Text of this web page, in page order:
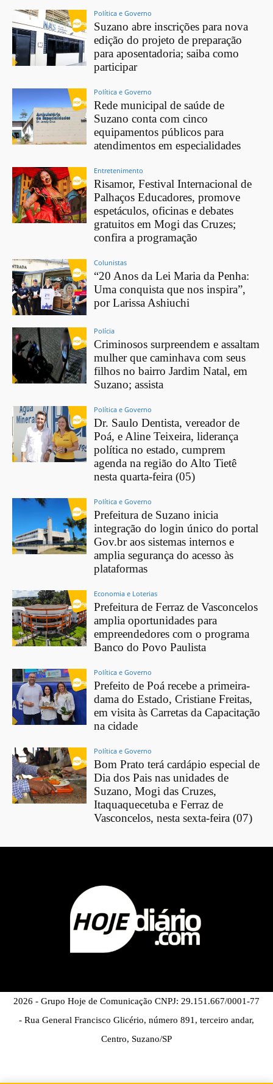
Política e Governo
Suzano abre inscrições para nova
edição do projeto de preparação
para aposentadoria; saiba como
participar
Política e Governo
Rede municipal de saúde de
Suzano conta com cinco
equipamentos públicos para
atendimentos em especialidades
Entretenimento
Risamor, Festival Internacional de
Palhaços Educadores, promove
espetáculos, oficinas e debates
gratuitos em Mogi das Cruzes;
confira a programação
Colunistas
“20 Anos da Lei Maria da Penha:
Uma conquista que nos inspira”,
por Larissa Ashiuchi
Polícia
Criminosos surpreendem e assaltam
mulher que caminhava com seus
filhos no bairro Jardim Natal, em
Suzano; assista
Política e Governo
Dr. Saulo Dentista, vereador de
Poá, e Aline Teixeira, liderança
política no estado, cumprem
agenda na região do Alto Tietê
nesta quarta-feira (05)
Política e Governo
Prefeitura de Suzano inicia
integração do login único do portal
Gov.br aos sistemas internos e
amplia segurança do acesso às
plataformas
Economia e Loterias
Prefeitura de Ferraz de Vasconcelos
amplia oportunidades para
empreendedores com o programa
Banco do Povo Paulista
Política e Governo
Prefeito de Poá recebe a primeira-
dama do Estado, Cristiane Freitas,
em visita às Carretas da Capacitação
na cidade
Política e Governo
Bom Prato terá cardápio especial de
Dia dos Pais nas unidades de
Suzano, Mogi das Cruzes,
Itaquaquecetuba e Ferraz de
Vasconcelos, nesta sexta-feira (07)
2026 - Grupo Hoje de Comunicação CNPJ: 29.151.667/0001-77
- Rua General Francisco Glicério, número 891, terceiro andar,
Centro, Suzano/SP